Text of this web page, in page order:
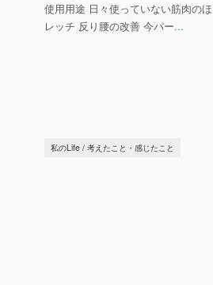
使用用途 日々使っていない筋肉の
レッチ 反り腰の改善 今パー...
私のLife / 考えたこと・感じたこと